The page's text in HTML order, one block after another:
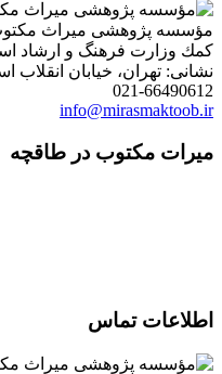
كمك وزارت فرهنگ و ارشاد
نشانی: تهران، خیابان انقلاب اسلامی، بین
021-66490612
info@mirasmaktoob.ir
میرات مکتوب در طاقچه
اطلاعات تماس